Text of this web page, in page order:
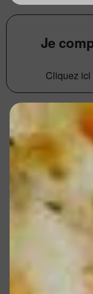
Je
Cliquez ici